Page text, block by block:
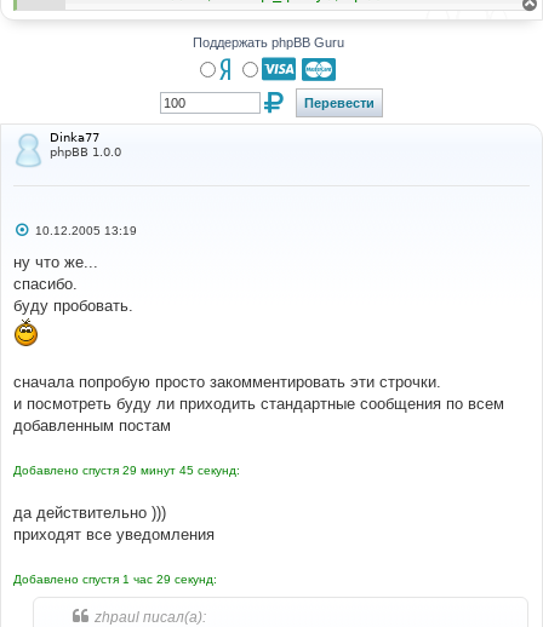
Поддержать phpBB Guru
Dinka77
phpBB 1.0.0
С
о
щ
е
н
и
е
10.12.2005 13:19
ну что же...
спасибо.
буду пробовать.
сначала попробую просто закомментировать эти строчки.
и посмотреть буду ли приходить стандартные сообщения по всем
добавленным постам
Добавлено спустя 29 минут 45 секунд:
да действительно )))
приходят все уведомления
Добавлено спустя 1 час 29 секунд:
zhpaul писал(а):